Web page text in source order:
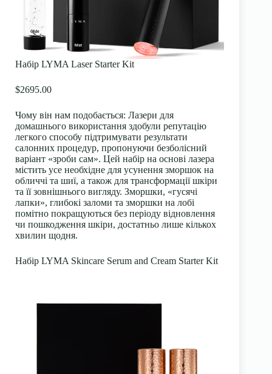
Набір LYMA Laser Starter Kit
$2695.00
Чому він нам подобається: Лазери для
домашнього використання здобули репутацію
легкого способу підтримувати результати
салонних процедур, пропонуючи безболісний
варіант «зроби сам». Цей набір на основі лазера
містить усе необхідне для усунення зморшок на
обличчі та шиї, а також для трансформації шкіри
та її зовнішнього вигляду. Зморшки, «гусячі
лапки», глибокі заломи та зморшки на лобі
помітно покращуються без періоду відновлення
чи пошкодження шкіри, достатньо лише кількох
хвилин щодня.
Набір LYMA Skincare Serum and Cream Starter Kit